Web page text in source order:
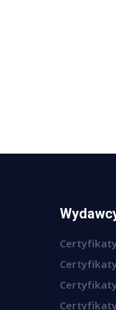
Certyfikaty